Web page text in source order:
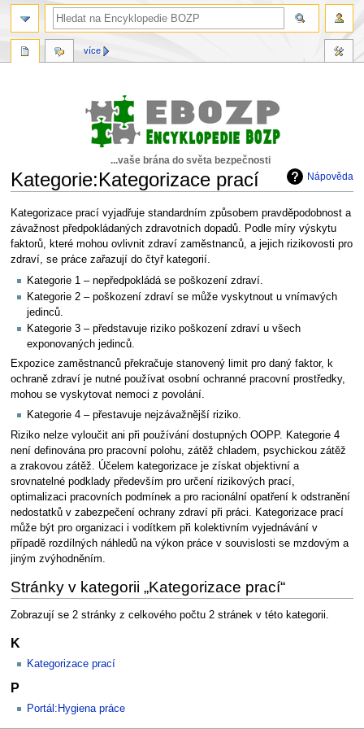
...vaše brána do světa bezpečnosti
Nápověda
Kategorie:Kategorizace prací
Skočit
na
navigaci
Skočit
na
vyhledávání
Kategorizace prací vyjadřuje standardním způsobem pravděpodobnost a
závažnost předpokládaných zdravotních dopadů. Podle míry výskytu
faktorů, které mohou ovlivnit zdraví zaměstnanců, a jejich rizikovosti pro
zdraví, se práce zařazují do čtyř kategorií.
Kategorie 1 – nepředpokládá se poškození zdraví.
Kategorie 2 – poškození zdraví se může vyskytnout u vnímavých
jedinců.
Kategorie 3 – představuje riziko poškození zdraví u všech
exponovaných jedinců.
Expozice zaměstnanců překračuje stanovený limit pro daný faktor, k
ochraně zdraví je nutné používat osobní ochranné pracovní prostředky,
mohou se vyskytovat nemoci z povolání.
Kategorie 4 – přestavuje nejzávažnější riziko.
Riziko nelze vyloučit ani při používání dostupných OOPP. Kategorie 4
není definována pro pracovní polohu, zátěž chladem, psychickou zátěž
a zrakovou zátěž. Účelem kategorizace je získat objektivní a
srovnatelné podklady především pro určení rizikových prací,
optimalizaci pracovních podmínek a pro racionální opatření k odstranění
nedostatků v zabezpečení ochrany zdraví při práci. Kategorizace prací
může být pro organizaci i vodítkem při kolektivním vyjednávání v
případě rozdílných náhledů na výkon práce v souvislosti se mzdovým a
jiným zvýhodněním.
Stránky v kategorii „Kategorizace prací“
Zobrazují se 2 stránky z celkového počtu 2 stránek v této kategorii.
K
Kategorizace prací
P
Portál:Hygiena práce
více